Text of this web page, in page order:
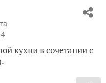
кухни в сочетании с